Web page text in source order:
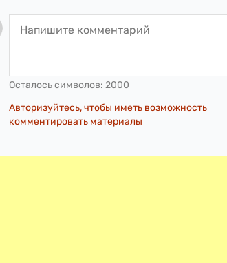
Осталось символов: 2000
Авторизуйтесь, чтобы иметь возможность
комментировать материалы